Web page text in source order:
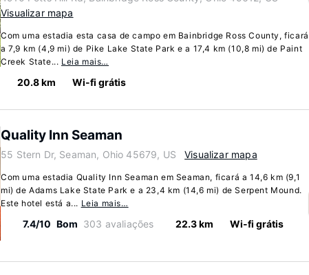
Visualizar mapa
Com uma estadia esta casa de campo em Bainbridge Ross County, ficará
a 7,9 km (4,9 mi) de Pike Lake State Park e a 17,4 km (10,8 mi) de Paint
Creek State... Leia mais…
20.8 km Wi-fi grátis
Quality Inn Seaman
55 Stern Dr, Seaman, Ohio 45679, US Visualizar mapa
Com uma estadia Quality Inn Seaman em Seaman, ficará a 14,6 km (9,1
mi) de Adams Lake State Park e a 23,4 km (14,6 mi) de Serpent Mound.
Este hotel está a... Leia mais…
7.4/10 Bom 303 avaliações 22.3 km Wi-fi grátis